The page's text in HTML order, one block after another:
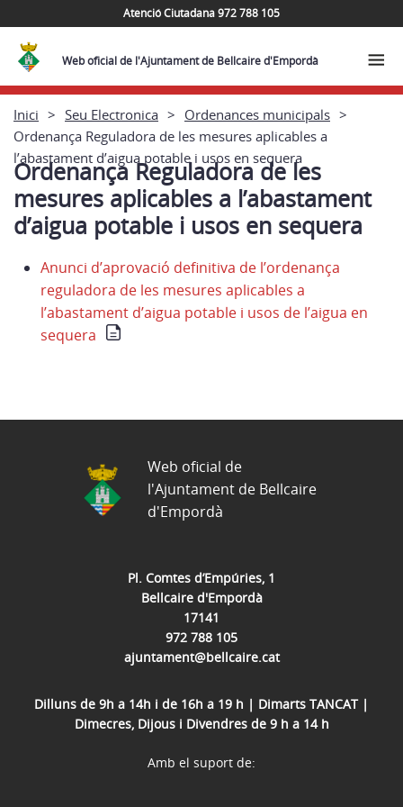
Atenció Ciutadana 972 788 105
Web oficial de l'Ajuntament de Bellcaire d'Empordà
Inici Seu Electronica
Ordenances municipals
Ordenança Reguladora de les mesures aplicables a
l’abastament d’aigua potable i usos en sequera
Ordenança Reguladora de les
mesures aplicables a l’abastament
d’aigua potable i usos en sequera
Anunci d’aprovació definitiva de l’ordenança
reguladora de les mesures aplicables a
l’abastament d’aigua potable i usos de l’aigua en
sequera
Pl. Comtes d’Empúries, 1
Bellcaire d'Empordà
17141
972 788 105
ajuntament@bellcaire.cat
Dilluns de 9h a 14h i de 16h a 19 h | Dimarts TANCAT |
Dimecres, Dijous i Divendres de 9 h a 14 h
Web oficial de
l'Ajuntament de Bellcaire
d'Empordà
Amb el suport de: